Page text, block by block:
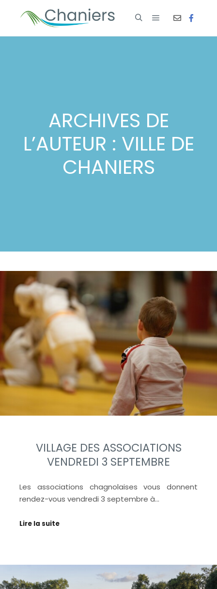
ARCHIVES DE
L’AUTEUR : VILLE DE
CHANIERS
VILLAGE DES ASSOCIATIONS
VENDREDI 3 SEPTEMBRE
Les associations chagnolaises vous donnent
rendez-vous vendredi 3 septembre à…
Lire la suite